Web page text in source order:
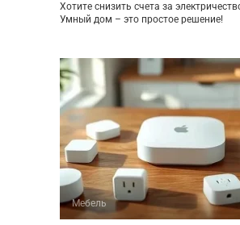
Хотите снизить счета за
Умный дом – это простое решение!
Мебель